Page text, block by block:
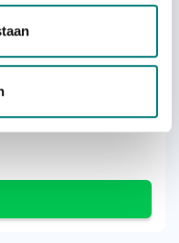
button (red)